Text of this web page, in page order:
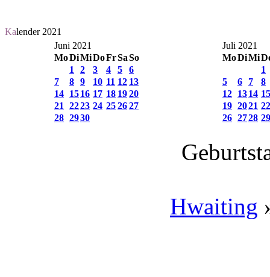
Kalender 2021
Juni 2021
MoDiMiDoFrSaSo
1
2 3 4 5
6
7
8 9 10 11 12 13
14 1516 17 18 1920
21
2223 24 252627
28 2930
Juli 2021
MoDiMi
1
5
6 7
8
12 1314 15
19 2021 22
26 2728 29
Hwaiting